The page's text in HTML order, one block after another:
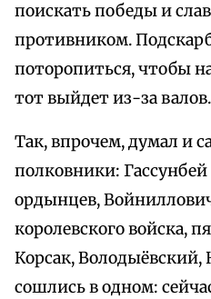
поискать победы и
противником.
поторопиться, чтобы
тот выйдет из-за валов.
Так, впрочем, думал и
полковники:
ордынцев,
королевского войска,
Корсак, Володыёвский,
сошлись в одном: